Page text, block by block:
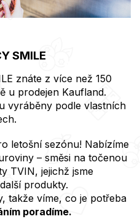
SMILE
znáte z více než 150
u prodejen Kaufland.
vyráběny podle vlastních
letošní sezónu! Nabízíme
– směsi na točenou
TVIN, jejichž jsme
produkty.
takže víme, co je potřeba
poradíme.